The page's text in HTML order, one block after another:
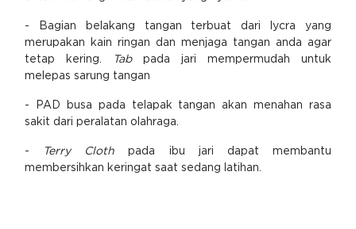
- Bagian belakang tangan terbuat dari lycra yang
merupakan kain ringan dan menjaga tangan anda agar
tetap kering.
Tabpada jari mempermudah untuk
melepas sarung tangan
- PAD busa pada telapak tangan akan menahan rasa
sakit dari peralatan olahraga.
- Terry Cloth pada ibu jari dapat membantu
membersihkan keringat saat sedang latihan.